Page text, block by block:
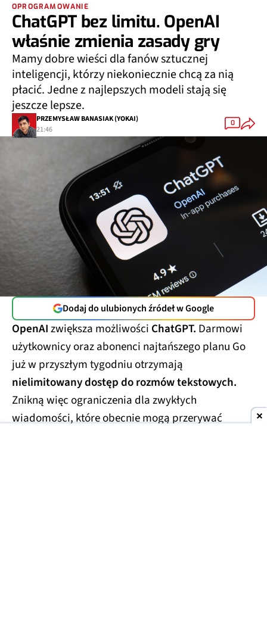
OPROGRAMOWANIE
ChatGPT bez limitu. OpenAI
właśnie zmienia zasady gry
Mamy dobre wieści dla fanów sztucznej
inteligencji, którzy niekoniecznie chcą za nią
płacić. Jedne z najlepszych modeli stają się
jeszcze lepsze.
PRZEMYSŁAW BANASIAK (YOKAI)
21:46
0
Dodaj do ulubionych źródeł w Google
OpenAIzwiększa możliwości ChatGPT. Darmowi
użytkownicy oraz abonenci najtańszego planu Go
już w przyszłym tygodniu otrzymają
nielimitowany dostęp do rozmów tekstowych.
Znikną więc ograniczenia dla zwykłych
wiadomości, które obecnie mogą przerywać